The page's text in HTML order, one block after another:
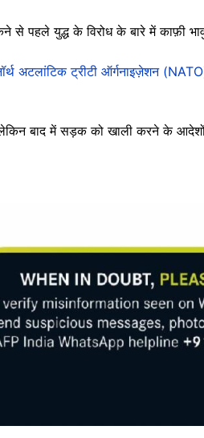
पहले युद्ध के विरोध के बारे में काफ़ी
अटलांटिक ट्रीटी ऑर्गनाइज़ेशन
लेकिन बाद में सड़क को खाली करने के